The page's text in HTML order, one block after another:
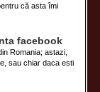
că asta îmi
facebook
Romania; astazi,
sau chiar daca esti